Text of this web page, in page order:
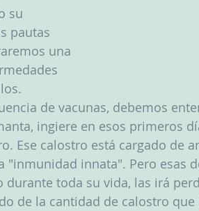
su
pautas
una
de vacunas, debemos
ingiere en esos primeros
Ese calostro está cargado de
"inmunidad innata". Pero esas
toda su vida, las irá
de la cantidad de calostro